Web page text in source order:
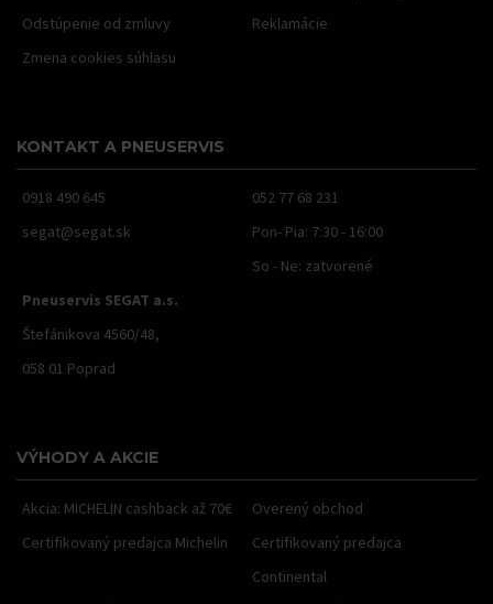
Odstúpenie od zmluvy
Reklamácie
Zmena cookies súhlasu
KONTAKT A PNEUSERVIS
0918 490 645
052 77 68 231
segat@segat.sk
Pon- Pia: 7:30 - 16:00
So - Ne: zatvorené
Pneuservis SEGAT a.s.
Štefánikova 4560/48,
058 01 Poprad
VÝHODY A AKCIE
Akcia: MICHELIN cashback až 70€
Overený obchod
Certifikovaný predajca Michelin
Certifikovaný predajca
Continental